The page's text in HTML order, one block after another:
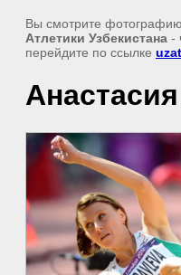
Вы смотрите
Атлетики Узбекистана -
перейдите по ссылке